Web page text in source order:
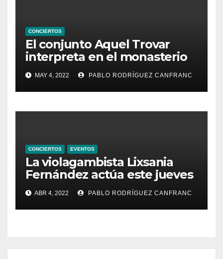
CONCIERTOS
El conjunto Aquel Trovar
interpreta en el monasterio
de Santa María de la
Valldigna las cantigas de
Alfonso X el Sabio
MAY 4, 2022 PABLO RODRÍGUEZ CANFRANC
CONCIERTOS EVENTOS
La violagambista Lixsania
Fernández actúa este jueves
en el ciclo de música en
directo de Fundación Cañada
Blanch
ABR 4, 2022 PABLO RODRÍGUEZ CANFRANC